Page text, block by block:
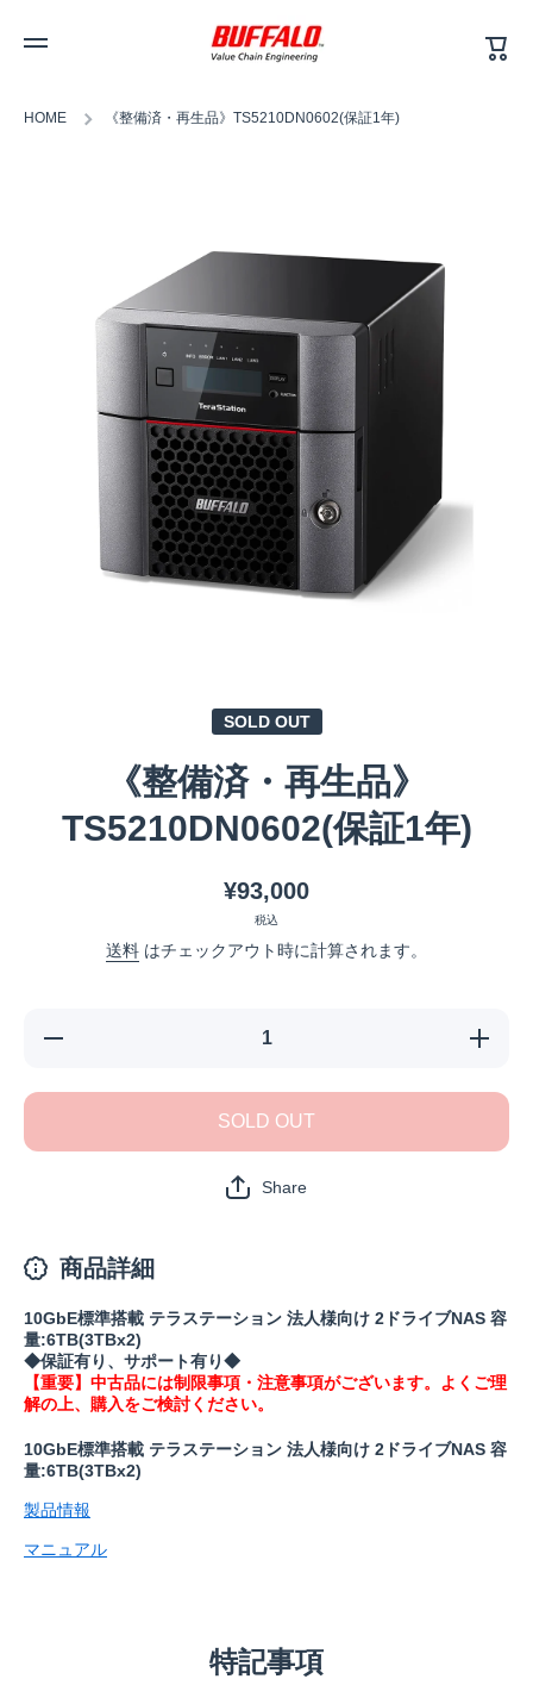
ー
ト
HOME 《整備済・再生品》TS5210DN0602(保証1年)
SOLD OUT
《整備済・再生品》
TS5210DN0602(保証1年)
¥93,000
税込
送料 はチェックアウト時に計算されます。
《整備済・再生
《整備
証1年)
SOLD OUT
Share
商品詳細
10GbE標準搭載 テラステーション 法人様向け 2ドライブNAS 容
量:6TB(3TBx2)
◆保証有り、サポート有り◆
【重要】中古品には制限事項・注意事項がございます。よくご理
解の上、購入をご検討ください。
10GbE標準搭載 テラステーション 法人様向け 2ドライブNAS 容
量:6TB(3TBx2)
製品情報
マニュアル
特記事項